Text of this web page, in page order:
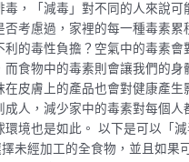
毒，「減毒」對不同的人來說可
考慮過，家裡的每一種毒素累
利的毒性負擔？空氣中的毒素會
而食物中的毒素則會讓我們的身
在皮膚上的產品也會對健康產生
成人，減少家中的毒素對每個人
環境也是如此。 以下是可以「減
未經加工的全食物，並且如果